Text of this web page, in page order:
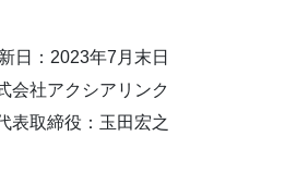
日：2023年7月末日
会社アクシアリンク
表取締役：玉田宏之